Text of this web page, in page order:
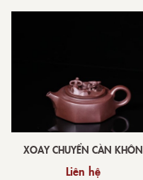
XOAY CHUYỂN CÀN KHÔN
Liên hệ